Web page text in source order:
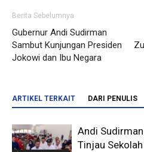
Berita Sebelumnya
Gubernur Andi Sudirman
Sambut Kunjungan Presiden
Jokowi dan Ibu Negara
ARTIKEL TERKAIT DARI PENULIS
Andi
Tinjau